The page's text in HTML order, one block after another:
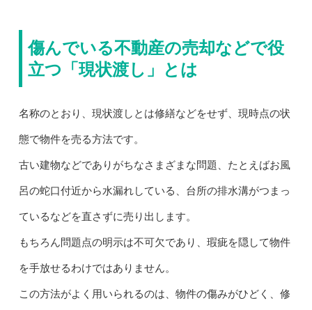
傷んでいる不動産の売却などで役
立つ「現状渡し」とは
名称のとおり、現状渡しとは修繕などをせず、現時点の状
態で物件を売る方法です。
古い建物などでありがちなさまざまな問題、たとえばお風
呂の蛇口付近から水漏れしている、台所の排水溝がつまっ
ているなどを直さずに売り出します。
もちろん問題点の明示は不可欠であり、瑕疵を隠して物件
を手放せるわけではありません。
この方法がよく用いられるのは、物件の傷みがひどく、修